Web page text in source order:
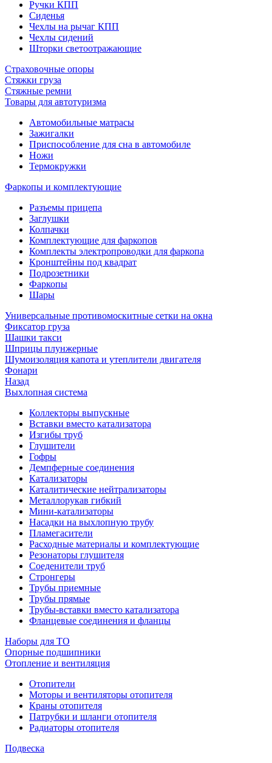
Ручки КПП
Сиденья
Чехлы на рычаг КПП
Чехлы сидений
Шторки светоотражающие
Страховочные опоры
Стяжки груза
Стяжные ремни
Товары для автотуризма
Автомобильные матрасы
Зажигалки
Приспособление для сна в автомобиле
Ножи
Термокружки
Фаркопы и комплектующие
Разъемы прицепа
Заглушки
Колпачки
Комплектующие для фаркопов
Комплекты электропроводки для фаркопа
Кронштейны под квадрат
Подрозетники
Фаркопы
Шары
Универсальные противомоскитные сетки на окна
Фиксатор груза
Шашки такси
Шприцы плунжерные
Шумоизоляция капота и утеплители двигателя
Фонари
Назад
Выхлопная система
Коллекторы выпускные
Вставки вместо катализатора
Изгибы труб
Глушители
Гофры
Демпферные соединения
Катализаторы
Каталитические нейтрализаторы
Металлорукав гибкий
Мини-катализаторы
Насадки на выхлопную трубу
Пламегасители
Расходные материалы и комплектующие
Резонаторы глушителя
Соеденители труб
Стронгеры
Трубы приемные
Трубы прямые
Трубы-вставки вместо катализатора
Фланцевые соединения и фланцы
Наборы для ТО
Опорные подшипники
Отопление и вентиляция
Отопители
Моторы и вентиляторы отопителя
Краны отопителя
Патрубки и шланги отопителя
Радиаторы отопителя
Подвеска